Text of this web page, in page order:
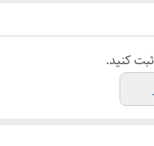
کنید.